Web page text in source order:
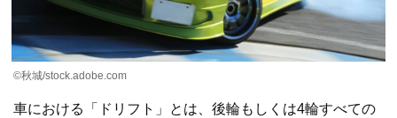
©秋城/stock.adobe.com
車における「ドリフト」とは、後輪もしくは4輪すべての